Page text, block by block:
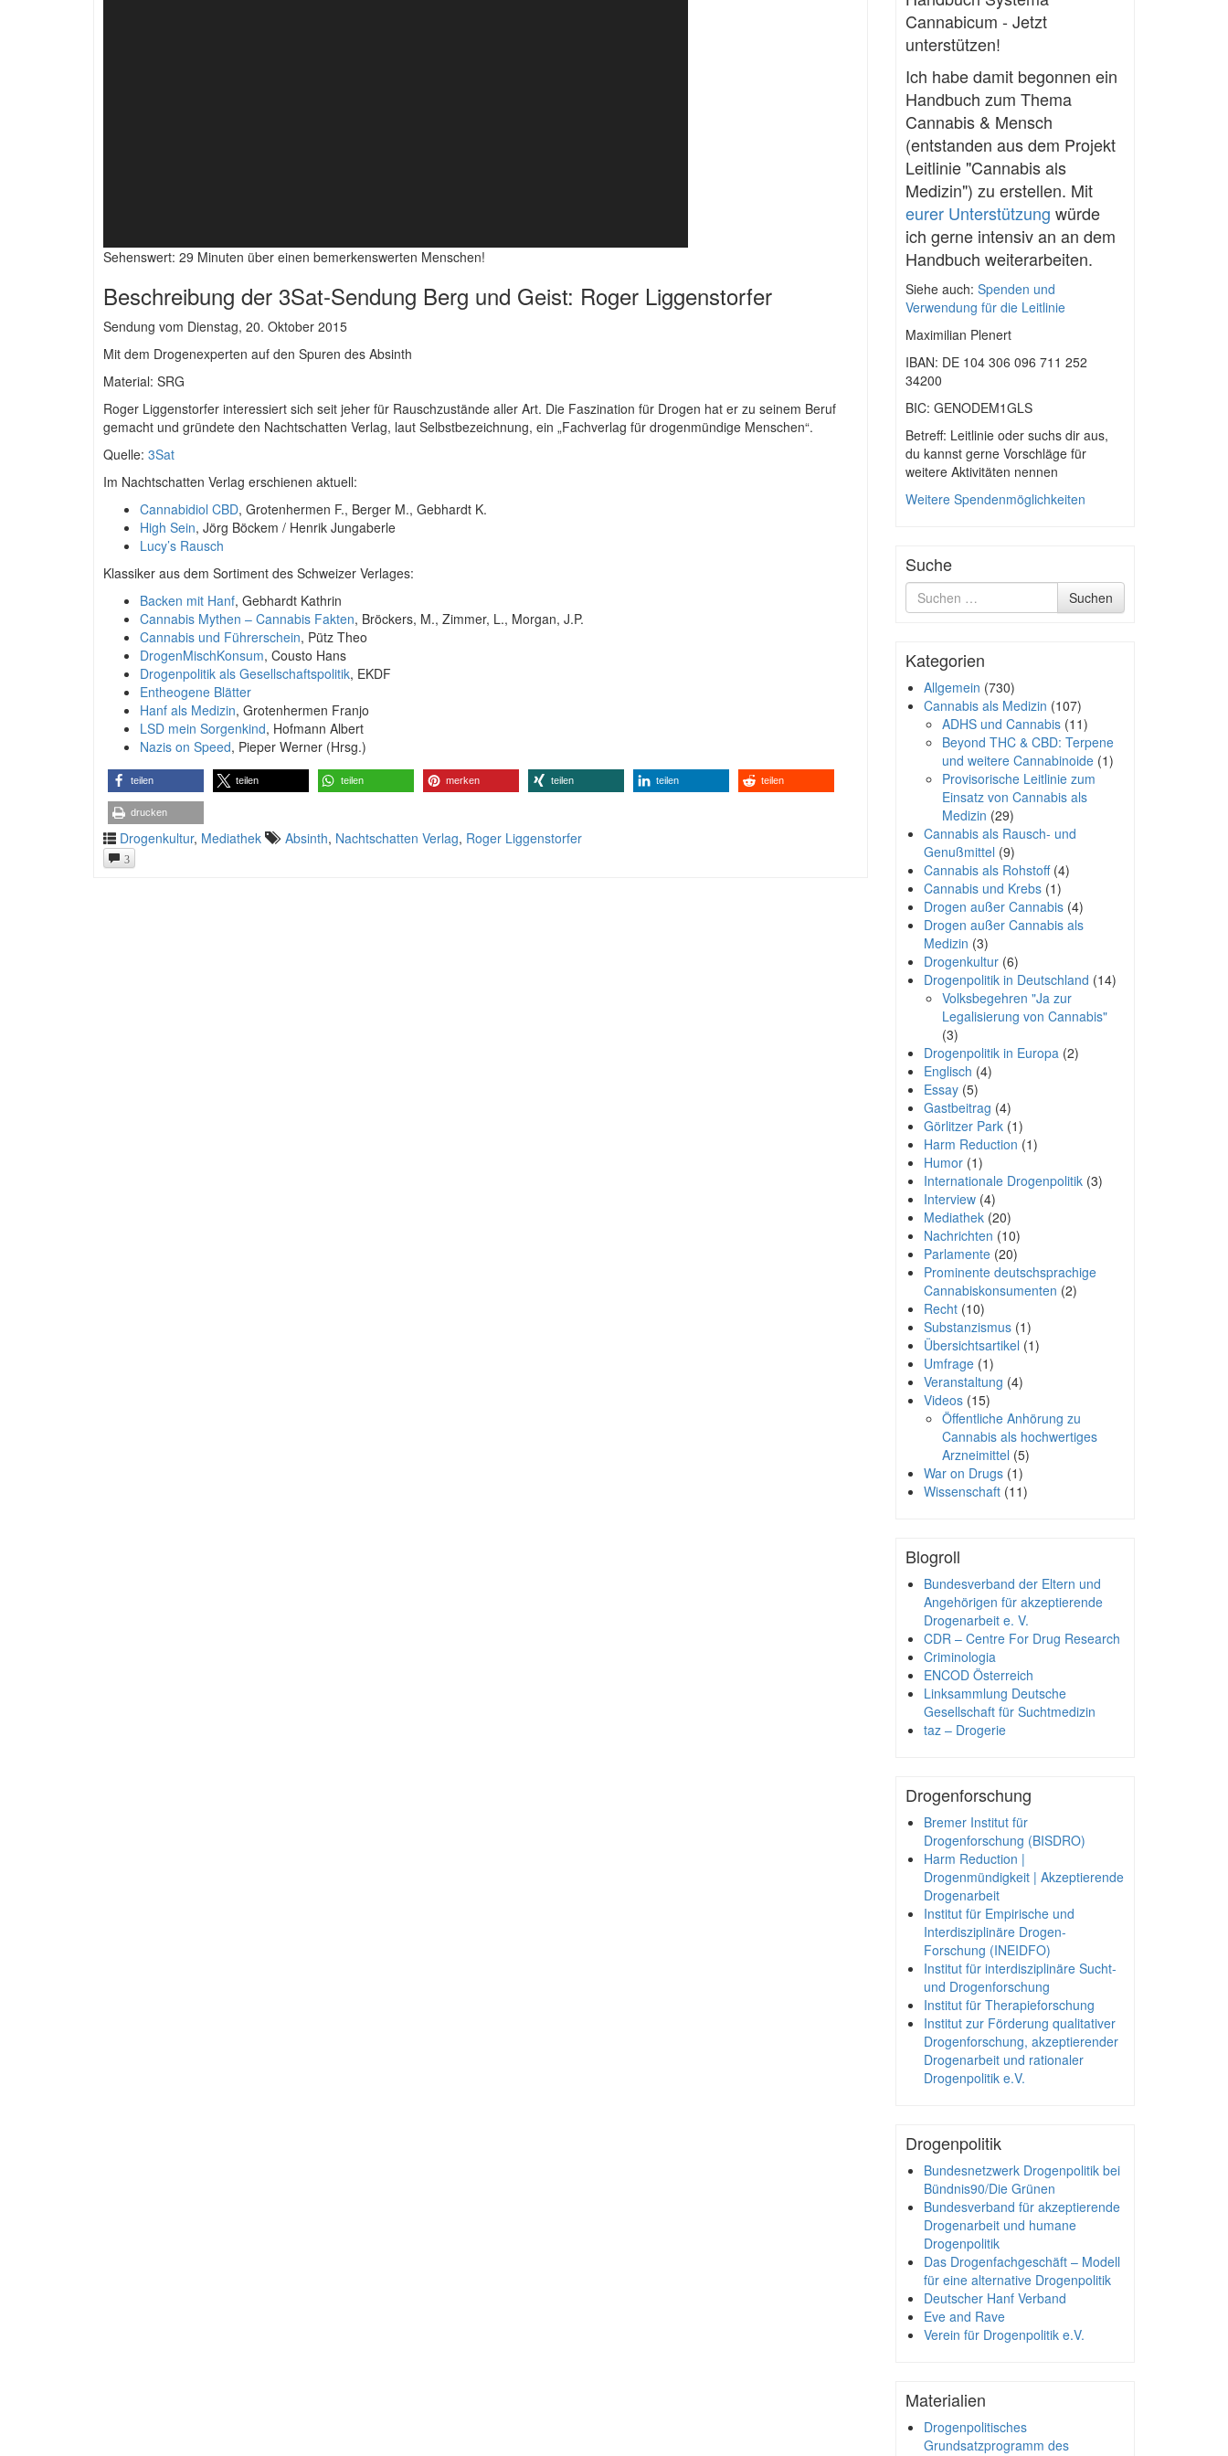
Sehenswert: 29 Minuten über einen bemerkenswerten Menschen!
Beschreibung der 3Sat-Sendung Berg und Geist: Roger Liggenstorfer
Sendung vom Dienstag, 20. Oktober 2015
Mit dem Drogenexperten auf den Spuren des Absinth
Material: SRG
Roger Liggenstorfer interessiert sich seit jeher für Rauschzustände aller Art. Die Faszination für Drogen hat er zu seinem Beruf
gemacht und gründete den Nachtschatten Verlag, laut Selbstbezeichnung, ein „Fachverlag für drogenmündige Menschen“.
Quelle: 3Sat
Im Nachtschatten Verlag erschienen aktuell:
Cannabidiol CBD, Grotenhermen F., Berger M., Gebhardt K.
High Sein, Jörg Böckem / Henrik Jungaberle
Lucy’s Rausch
Klassiker aus dem Sortiment des Schweizer Verlages:
Backen mit Hanf, Gebhardt Kathrin
Cannabis Mythen – Cannabis Fakten, Bröckers, M., Zimmer, L., Morgan, J.P.
Cannabis und Führerschein, Pütz Theo
DrogenMischKonsum, Cousto Hans
Drogenpolitik als Gesellschaftspolitik, EKDF
Entheogene Blätter
Hanf als Medizin, Grotenhermen Franjo
LSD mein Sorgenkind, Hofmann Albert
Nazis on Speed, Pieper Werner (Hrsg.)
teilen teilen teilen merken teilen teilen teilen
drucken
Drogenkultur, Mediathek Absinth, Nachtschatten Verlag, Roger Liggenstorfer
3
Cannabicum - Jetzt
unterstützen!
Ich habe damit begonnen ein
Handbuch zum Thema
Cannabis & Mensch
(entstanden aus dem Projekt
Leitlinie "Cannabis als
Medizin") zu erstellen. Mit
eurer Unterstützung würde
ich gerne intensiv an an dem
Handbuch weiterarbeiten.
Siehe auch: Spenden und
Verwendung für die Leitlinie
Maximilian Plenert
IBAN: DE 104 306 096 711 252
34200
BIC: GENODEM1GLS
Betreff: Leitlinie oder suchs dir aus,
du kannst gerne Vorschläge für
weitere Aktivitäten nennen
Weitere Spendenmöglichkeiten
Suche
Suche
nach
Suchen
Kategorien
Allgemein (730)
Cannabis als Medizin (107)
ADHS und Cannabis(11)
Beyond THC & CBD: Terpene
und weitere Cannabinoide(1)
Provisorische Leitlinie zum
Einsatz von Cannabis als
Medizin (29)
Cannabis als Rausch- und
Genußmittel (9)
Cannabis als Rohstoff(4)
Cannabis und Krebs(1)
Drogen außer Cannabis(4)
Drogen außer Cannabis als
Medizin (3)
Drogenkultur(6)
Drogenpolitik in Deutschland (14)
Volksbegehren "Ja zur
Legalisierung von Cannabis"
(3)
Drogenpolitik in Europa(2)
Englisch (4)
Essay(5)
Gastbeitrag (4)
Görlitzer Park(1)
Harm Reduction (1)
Humor(1)
Internationale Drogenpolitik(3)
Interview(4)
Mediathek(20)
Nachrichten (10)
Parlamente(20)
Prominente deutschsprachige
Cannabiskonsumenten (2)
Recht(10)
Substanzismus(1)
Übersichtsartikel (1)
Umfrage(1)
Veranstaltung (4)
Videos(15)
Öffentliche Anhörung zu
Cannabis als hochwertiges
Arzneimittel (5)
War on Drugs(1)
Wissenschaft(11)
Blogroll
Bundesverband der Eltern und
Angehörigen für akzeptierende
Drogenarbeit e. V.
CDR – Centre For Drug Research
Criminologia
ENCOD Österreich
Linksammlung Deutsche
Gesellschaft für Suchtmedizin
taz – Drogerie
Drogenforschung
Bremer Institut für
Drogenforschung (BISDRO)
Harm Reduction |
Drogenmündigkeit | Akzeptierende
Drogenarbeit
Institut für Empirische und
Interdisziplinäre Drogen-
Forschung (INEIDFO)
Institut für interdisziplinäre Sucht-
und Drogenforschung
Institut für Therapieforschung
Institut zur Förderung qualitativer
Drogenforschung, akzeptierender
Drogenarbeit und rationaler
Drogenpolitik e.V.
Drogenpolitik
Bundesnetzwerk Drogenpolitik bei
Bündnis90/Die Grünen
Bundesverband für akzeptierende
Drogenarbeit und humane
Drogenpolitik
Das Drogenfachgeschäft – Modell
für eine alternative Drogenpolitik
Deutscher Hanf Verband
Eve and Rave
Verein für Drogenpolitik e.V.
Materialien
Drogenpolitisches
Grundsatzprogramm des